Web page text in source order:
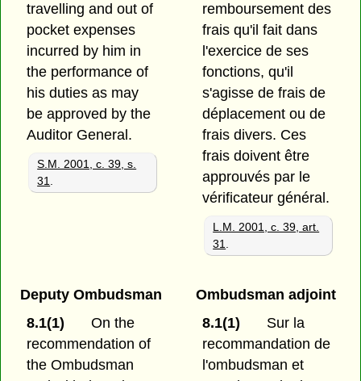
travelling and out of
pocket expenses
incurred by him in
the performance of
his duties as may
be approved by the
Auditor General.
S.M. 2001, c. 39, s.
31
remboursement des
frais qu'il fait dans
l'exercice de ses
fonctions, qu'il
s'agisse de frais de
déplacement ou de
frais divers. Ces
frais doivent être
approuvés par le
vérificateur général.
L.M. 2001, c. 39, art.
31
Deputy Ombudsman
8.1(1)
On the
recommendation of
the Ombudsman
Ombudsman adjoint
8.1(1)
Sur la
recommandation de
l'ombudsman et